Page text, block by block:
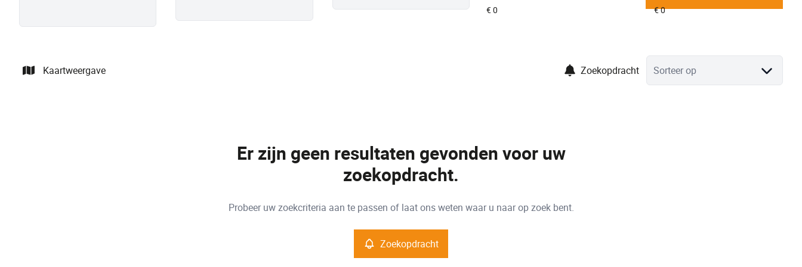
Kaartweergave Zoekopdracht Sorteer op
Er zijn geen resultaten gevonden voor uw
zoekopdracht.
Probeer uw zoekcriteria aan te passen of laat ons weten waar u naar op zoek bent.
Zoekopdracht